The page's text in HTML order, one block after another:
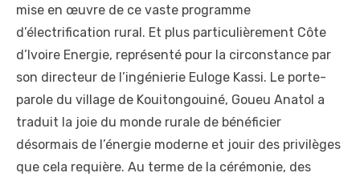
mise en œuvre de ce vaste programme
d’électrification rural. Et plus particulièrement Côte
d’Ivoire Energie, représenté pour la circonstance par
son directeur de l’ingénierie Euloge Kassi. Le porte-
parole du village de Kouitongouiné, Goueu Anatol a
traduit la joie du monde rurale de bénéficier
désormais de l’énergie moderne et jouir des privilèges
que cela requière. Au terme de la cérémonie, des